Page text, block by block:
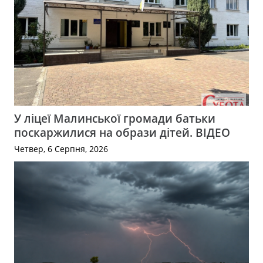
У ліцеї Малинської громади батьки
поскаржилися на образи дітей. ВІДЕО
Четвер, 6 Серпня, 2026